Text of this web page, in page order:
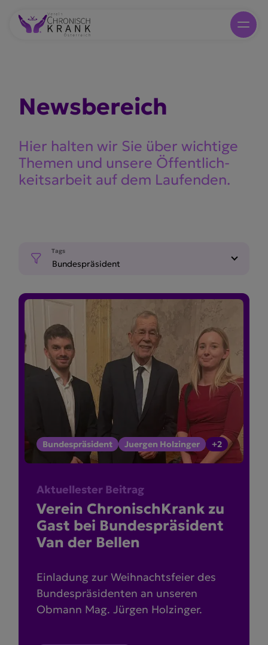
Newsbe­reich
Hier halten wir Sie über wichtige
Themen und unsere Öffent­lich­
keits­arbeit auf dem Laufenden.
Tags
Bundespräsident
Bundespräsident Juergen Holzinger +2
Aktuellester Beitrag
Verein Chronisch­Krank zu
Gast bei Bundes­prä­sident
Van der Bellen
Einladung zur Weihnachtsfeier des
Bundespräsidenten an unseren
Obmann Mag. Jürgen Holzinger.